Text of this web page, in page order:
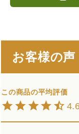
お客様の声